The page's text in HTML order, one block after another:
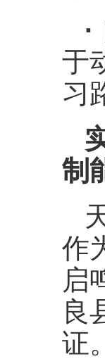
于
习
制
作
启
良
证。